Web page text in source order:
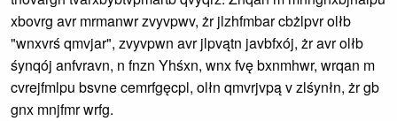
xbovrg avr mrmanwr zvyvpwv, żr jlzhfmbar cbżlpvr olłb
"wnxvrś qmvjar", zvyvpwn avr jlpvątn javbfxój, żr avr olłb
śynqój anfvravn, n fnzn Yhśxn, wnx fvę bxnmhwr, wrqan m
cvrejfmlpu bsvne cemrfgęcpl, olłn qmvrjvpą v zlśynłn, żr gb
gnx mnjfmr wrfg.